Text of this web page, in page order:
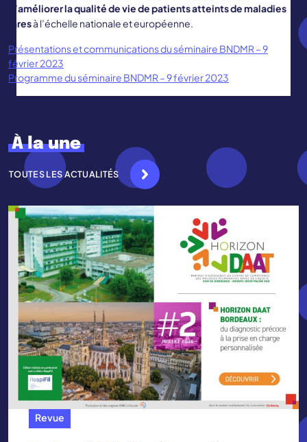
d’améliorer la qualité de vie de patients atteints de maladies
raresà l’échelle nationale et européenne.
Présentations et communications du séminaire BNDMR – 9
février 2023
Programme du séminaire BNDMR – 9 février 2023
À la une
TOUTES LES ACTUALITÉS
Revue